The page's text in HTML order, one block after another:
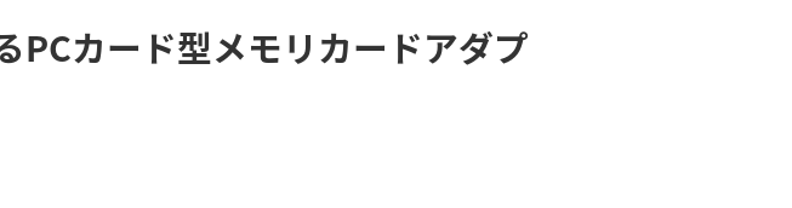
カード型メモリカードアダプ